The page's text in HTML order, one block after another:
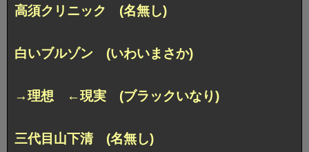
高須クリニック (名無し)
白いブルゾン (いわいまさか)
→理想 ←現実 (ブラックいなり)
三代目山下清 (名無し)